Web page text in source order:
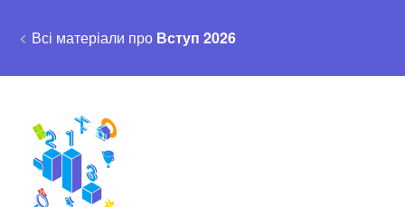
Всі матеріали про Вступ 2026